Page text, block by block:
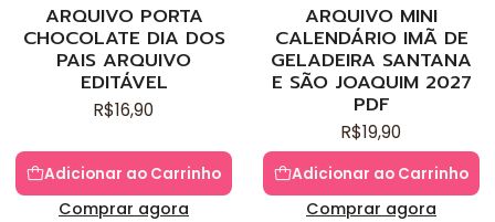
ARQUIVO PORTA
CHOCOLATE DIA DOS
PAIS ARQUIVO
EDITÁVEL
R$16,90
Adicionar ao Carrinho
Comprar agora
ARQUIVO MINI
CALENDÁRIO IMÃ DE
GELADEIRA SANTANA
E SÃO JOAQUIM 2027
PDF
R$19,90
Adicionar ao Carrinho
Comprar agora